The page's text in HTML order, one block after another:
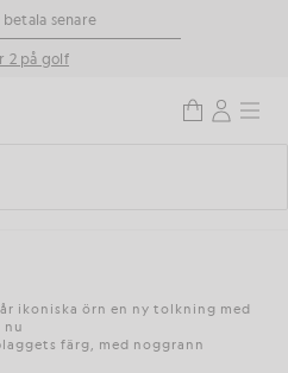
betala senare
2 på golf
sökning
ikoniska örn en ny tolkning med
nu
färg, med noggrann